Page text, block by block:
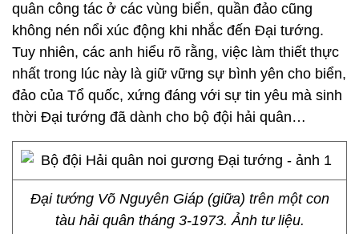
quân công tác ở các vùng biển, quần đảo cũng
không nén nổi xúc động khi nhắc đến Đại tướng.
Tuy nhiên, các anh hiểu rõ rằng, việc làm thiết thực
nhất trong lúc này là giữ vững sự bình yên cho biển,
đảo của Tổ quốc, xứng đáng với sự tin yêu mà sinh
thời Đại tướng đã dành cho bộ đội hải quân…
Đại tướng Võ Nguyên Giáp (giữa) trên một con
tàu hải quân tháng 3-1973. Ảnh tư liệu.